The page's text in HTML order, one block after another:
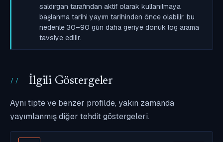
saldırgan tarafından aktif olarak kullanılmaya
başlanma tarihi yayım tarihinden önce olabilir, bu
nedenle 30–90 gün daha geriye dönük log arama
tavsiye edilir.
İlgili Göstergeler
Aynı tipte ve benzer profilde, yakın zamanda
yayımlanmış diğer tehdit göstergeleri.